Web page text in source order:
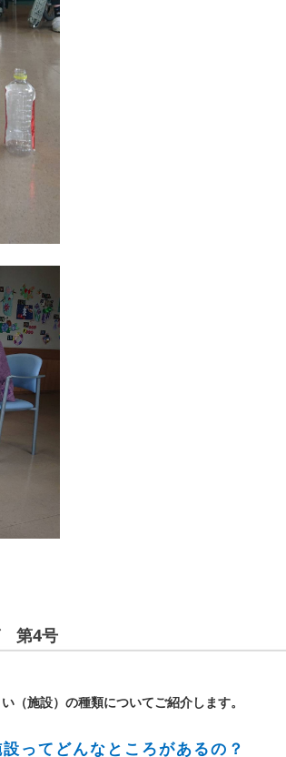
第4号
（施設）の種類についてご紹介します。
てどんなところがあるの？